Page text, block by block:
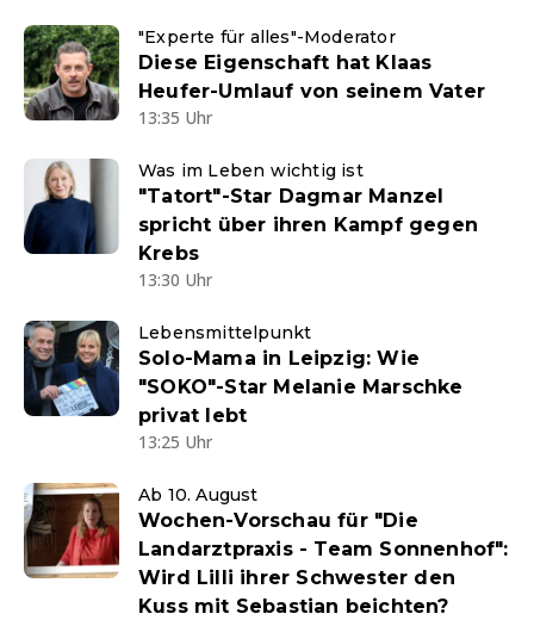
"Experte für alles"-Moderator
Diese Eigenschaft hat Klaas
Heufer-Umlauf von seinem Vater
13:35 Uhr
Was im Leben wichtig ist
"Tatort"-Star Dagmar Manzel
spricht über ihren Kampf gegen
Krebs
13:30 Uhr
Lebensmittelpunkt
Solo-Mama in Leipzig: Wie
"SOKO"-Star Melanie Marschke
privat lebt
13:25 Uhr
Ab 10. August
Wochen-Vorschau für "Die
Landarztpraxis - Team Sonnenhof":
Wird Lilli ihrer Schwester den
Kuss mit Sebastian beichten?